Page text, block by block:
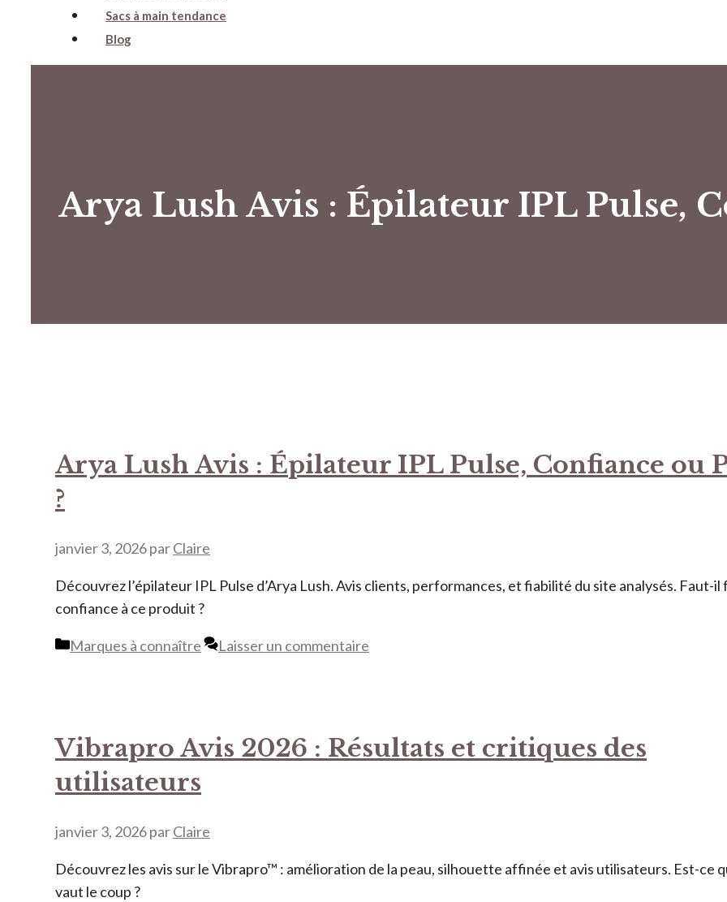
Sacs à main tendance
Blog
Arya Lush Avis : Épilateur IPL Pulse,
Arya Lush Avis : Épilateur IPL Pulse, Confiance ou
?
janvier 3, 2026parClaire
Découvrez l’épilateur IPL Pulse d’Arya Lush. Avis clients, performances, et fiabilité du site analysés. Faut-il
confiance à ce produit ?
Catégories
Marques à connaître Laisser un commentaire
Vibrapro Avis 2026 : Résultats et critiques des
utilisateurs
janvier 3, 2026parClaire
Découvrez les avis sur le Vibrapro™ : amélioration de la peau, silhouette affinée et avis utilisateurs. Est-ce
vaut le coup ?